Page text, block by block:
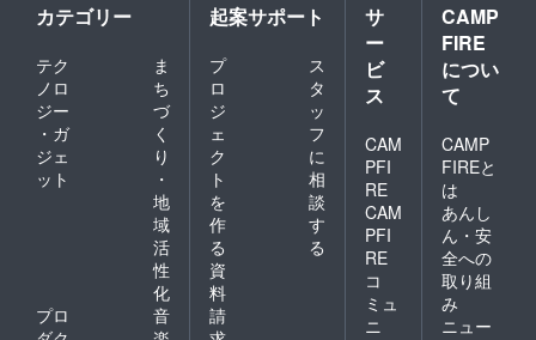
カテゴリー
テク
ノロ
ジー
・ガ
ジェ
ット
ま
ち
づ
く
り
・
地
域
活
性
化
プロ
音
起案サポート
プ
ロ
ジ
ェ
ク
ト
を
作
る
ス
タ
ッ
フ
に
相
談
す
る
資
料
請
サ
ー
ビ
ス
CAM
PFI
RE
CAM
PFI
RE
コ
ミュ
ニ
CAMP
FIRE
につい
て
CAMP
FIREと
は
あんし
ん・安
全への
取り組
み
ニュー